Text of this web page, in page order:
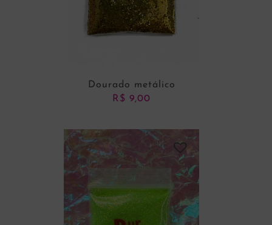
ADICIONAR AO CARRINHO
Dourado metálico
R$ 9,00